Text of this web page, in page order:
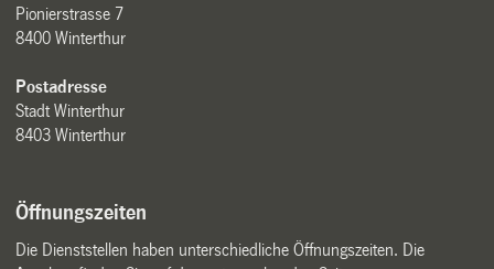
Pionierstrasse 7
8400 Winterthur
Postadresse
Stadt Winterthur
8403 Winterthur
Öffnungszeiten
Die Dienststellen haben unterschiedliche Öffnungszeiten. Die